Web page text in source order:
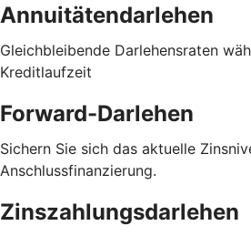
Annuitätendarlehen
Gleichbleibende Darlehensraten
Kreditlaufzeit
Forward-Darlehen
Sichern Sie sich das aktuelle
Anschlussfinanzierung.
Zinszahlungsdarlehen